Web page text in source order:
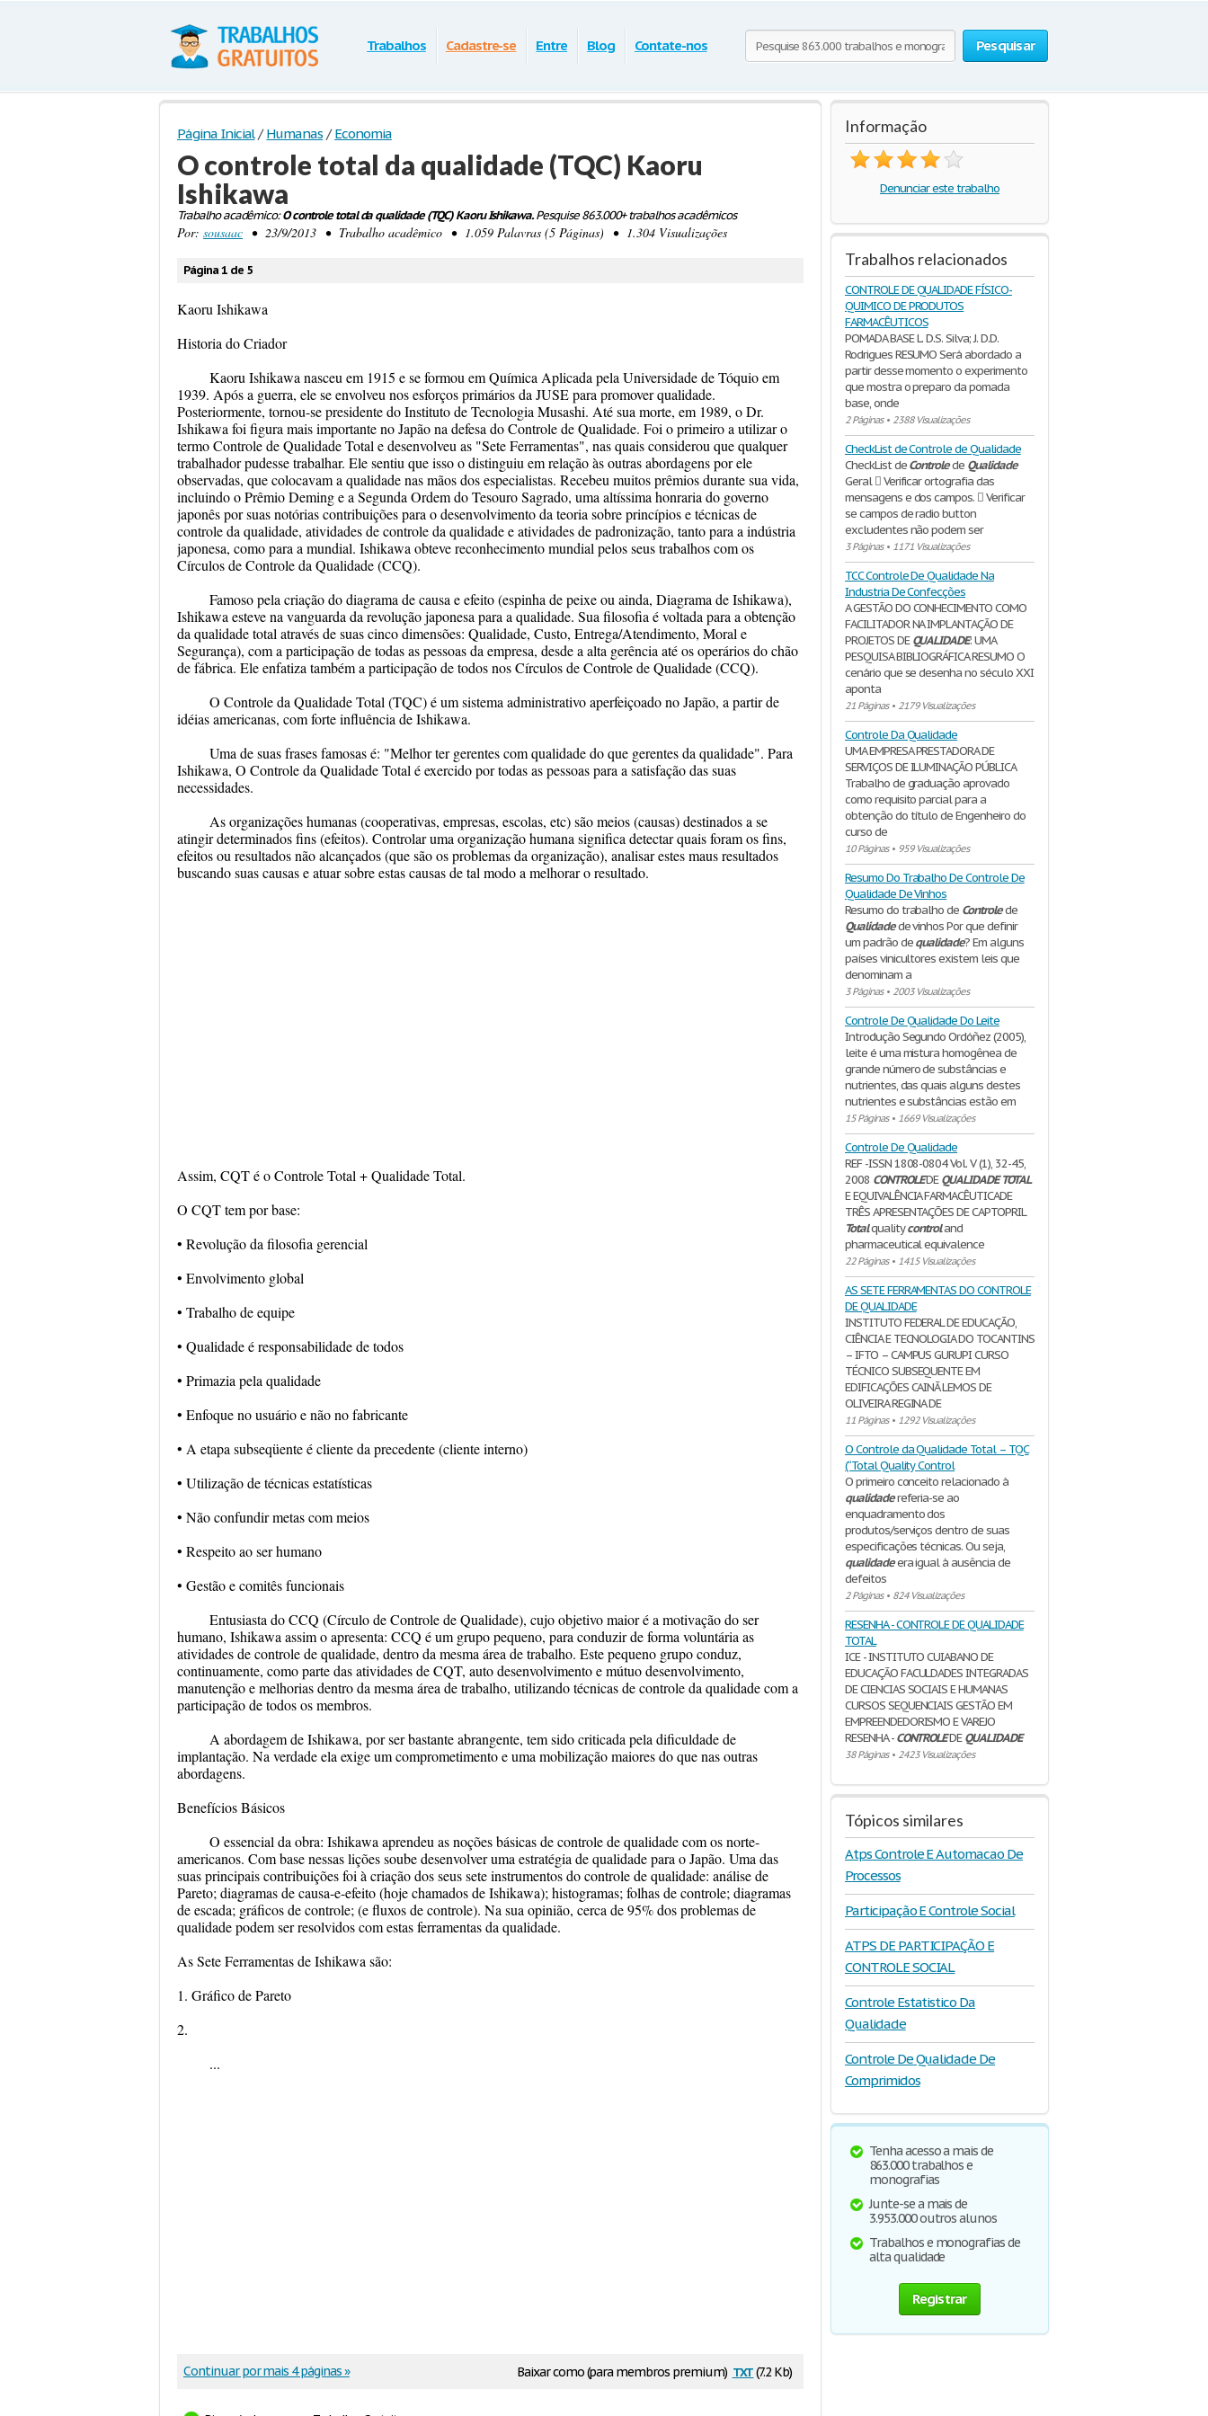
Pesquisar
Trabalhos Cadastre-se Entre Blog Contate-nos
Página Inicial / Humanas / Economia
O controle total da qualidade (TQC) Kaoru
Ishikawa
Trabalho acadêmico:O controle total da qualidade (TQC) Kaoru Ishikawa.Pesquise 863.000+ trabalhos acadêmicos
Por: sousaac • 23/9/2013 • Trabalho acadêmico • 1.059 Palavras (5 Páginas) • 1.304 Visualizações
Página 1 de 5
Kaoru Ishikawa
Historia do Criador
Kaoru Ishikawa nasceu em 1915 e se formou em Química Aplicada pela Universidade de Tóquio em
1939. Após a guerra, ele se envolveu nos esforços primários da JUSE para promover qualidade.
Posteriormente, tornou-se presidente do Instituto de Tecnologia Musashi. Até sua morte, em 1989, o Dr.
Ishikawa foi figura mais importante no Japão na defesa do Controle de Qualidade. Foi o primeiro a utilizar o
termo Controle de Qualidade Total e desenvolveu as "Sete Ferramentas", nas quais considerou que qualquer
trabalhador pudesse trabalhar. Ele sentiu que isso o distinguiu em relação às outras abordagens por ele
observadas, que colocavam a qualidade nas mãos dos especialistas. Recebeu muitos prêmios durante sua vida,
incluindo o Prêmio Deming e a Segunda Ordem do Tesouro Sagrado, uma altíssima honraria do governo
japonês por suas notórias contribuições para o desenvolvimento da teoria sobre princípios e técnicas de
controle da qualidade, atividades de controle da qualidade e atividades de padronização, tanto para a indústria
japonesa, como para a mundial. Ishikawa obteve reconhecimento mundial pelos seus trabalhos com os
Círculos de Controle da Qualidade (CCQ).
Famoso pela criação do diagrama de causa e efeito (espinha de peixe ou ainda, Diagrama de Ishikawa),
Ishikawa esteve na vanguarda da revolução japonesa para a qualidade. Sua filosofia é voltada para a obtenção
da qualidade total através de suas cinco dimensões: Qualidade, Custo, Entrega/Atendimento, Moral e
Segurança), com a participação de todas as pessoas da empresa, desde a alta gerência até os operários do chão
de fábrica. Ele enfatiza também a participação de todos nos Círculos de Controle de Qualidade (CCQ).
O Controle da Qualidade Total (TQC) é um sistema administrativo aperfeiçoado no Japão, a partir de
idéias americanas, com forte influência de Ishikawa.
Uma de suas frases famosas é: "Melhor ter gerentes com qualidade do que gerentes da qualidade". Para
Ishikawa, O Controle da Qualidade Total é exercido por todas as pessoas para a satisfação das suas
necessidades.
As organizações humanas (cooperativas, empresas, escolas, etc) são meios (causas) destinados a se
atingir determinados fins (efeitos). Controlar uma organização humana significa detectar quais foram os fins,
efeitos ou resultados não alcançados (que são os problemas da organização), analisar estes maus resultados
buscando suas causas e atuar sobre estas causas de tal modo a melhorar o resultado.
Assim, CQT é o Controle Total + Qualidade Total.
O CQT tem por base:
• Revolução da filosofia gerencial
• Envolvimento global
• Trabalho de equipe
• Qualidade é responsabilidade de todos
• Primazia pela qualidade
• Enfoque no usuário e não no fabricante
• A etapa subseqüente é cliente da precedente (cliente interno)
• Utilização de técnicas estatísticas
• Não confundir metas com meios
• Respeito ao ser humano
• Gestão e comitês funcionais
Entusiasta do CCQ (Círculo de Controle de Qualidade), cujo objetivo maior é a motivação do ser
humano, Ishikawa assim o apresenta: CCQ é um grupo pequeno, para conduzir de forma voluntária as
atividades de controle de qualidade, dentro da mesma área de trabalho. Este pequeno grupo conduz,
continuamente, como parte das atividades de CQT, auto desenvolvimento e mútuo desenvolvimento,
manutenção e melhorias dentro da mesma área de trabalho, utilizando técnicas de controle da qualidade com a
participação de todos os membros.
A abordagem de Ishikawa, por ser bastante abrangente, tem sido criticada pela dificuldade de
implantação. Na verdade ela exige um comprometimento e uma mobilização maiores do que nas outras
abordagens.
Benefícios Básicos
O essencial da obra: Ishikawa aprendeu as noções básicas de controle de qualidade com os norte-
americanos. Com base nessas lições soube desenvolver uma estratégia de qualidade para o Japão. Uma das
suas principais contribuições foi à criação dos seus sete instrumentos do controle de qualidade: análise de
Pareto; diagramas de causa-e-efeito (hoje chamados de Ishikawa); histogramas; folhas de controle; diagramas
de escada; gráficos de controle; (e fluxos de controle). Na sua opinião, cerca de 95% dos problemas de
qualidade podem ser resolvidos com estas ferramentas da qualidade.
As Sete Ferramentas de Ishikawa são:
1. Gráfico de Pareto
2.
...
Baixar como (para membros premium) txt(7.2 Kb)
Continuar por mais 4 páginas »
Informação
Denunciar este trabalho
Trabalhos relacionados
CONTROLE DE QUALIDADE FÍSICO-
QUIMICO DE PRODUTOS
FARMACÊUTICOS
POMADA BASE L. D.S. Silva; J. D.D.
Rodrigues RESUMO Será abordado a
partir desse momento o experimento
que mostra o preparo da pomada
base, onde
2 Páginas• 2388 Visualizações
CheckList de Controle de Qualidade
CheckList deControlede Qualidade
Geral  Verificar ortografia das
mensagens e dos campos.  Verificar
se campos de radio button
excludentes não podem ser
3 Páginas• 1171 Visualizações
TCC Controle De Qualidade Na
Industria De Confecções
A GESTÃO DO CONHECIMENTO COMO
FACILITADOR NA IMPLANTAÇÃO DE
PROJETOS DEQUALIDADE: UMA
PESQUISA BIBLIOGRÁFICA RESUMO O
cenário que se desenha no século XXI
aponta
21 Páginas• 2179 Visualizações
Controle Da Qualidade
UMA EMPRESA PRESTADORA DE
SERVIÇOS DE ILUMINAÇÃO PÚBLICA
Trabalho de graduação aprovado
como requisito parcial para a
obtenção do título de Engenheiro do
curso de
10 Páginas• 959 Visualizações
Resumo Do Trabalho De Controle De
Qualidade De Vinhos
Resumo do trabalho de Controlede
Qualidadede vinhos Por que definir
um padrão dequalidade? Em alguns
países vinicultores existem leis que
denominam a
3 Páginas• 2003 Visualizações
Controle De Qualidade Do Leite
Introdução Segundo Ordóñez (2005),
leite é uma mistura homogênea de
grande número de substâncias e
nutrientes, das quais alguns destes
nutrientes e substâncias estão em
15 Páginas• 1669 Visualizações
Controle De Qualidade
REF -ISSN 1808-0804 Vol. V (1), 32-45,
2008 CONTROLEDEQUALIDADETOTAL
E EQUIVALÊNCIA FARMACÊUTICADE
TRÊS APRESENTAÇÕES DE CAPTOPRIL
Totalqualitycontroland
pharmaceutical equivalence
22 Páginas• 1415 Visualizações
AS SETE FERRAMENTAS DO CONTROLE
DE QUALIDADE
INSTITUTO FEDERAL DE EDUCAÇÃO,
CIÊNCIA E TECNOLOGIA DO TOCANTINS
– IFTO – CAMPUS GURUPI CURSO
TÉCNICO SUBSEQUENTE EM
EDIFICAÇÕES CAINÃ LEMOS DE
OLIVEIRA REGINA DE
11 Páginas• 1292 Visualizações
O Controle da Qualidade Total – TQC
(“Total Quality Control
O primeiro conceito relacionado à
qualidadereferia-se ao
enquadramento dos
produtos/serviços dentro de suas
especificações técnicas. Ou seja,
qualidadeera igual à ausência de
defeitos
2 Páginas• 824 Visualizações
RESENHA - CONTROLE DE QUALIDADE
TOTAL
ICE - INSTITUTO CUIABANO DE
EDUCAÇÃO FACULDADES INTEGRADAS
DE CIENCIAS SOCIAIS E HUMANAS
CURSOS SEQUENCIAIS GESTÃO EM
EMPREENDEDORISMO E VAREJO
RESENHA -CONTROLEDEQUALIDADE
38 Páginas• 2423 Visualizações
Tópicos similares
Atps Controle E Automacao De
Processos
Participação E Controle Social
ATPS DE PARTICIPAÇÃO E
CONTROLE SOCIAL
Controle Estatistico Da
Qualidade
Controle De Qualidade De
Comprimidos
Tenha acesso a mais de
863.000 trabalhos e
monografias
Junte-se a mais de
3.953.000 outros alunos
Trabalhos e monografias de
alta qualidade
Registrar